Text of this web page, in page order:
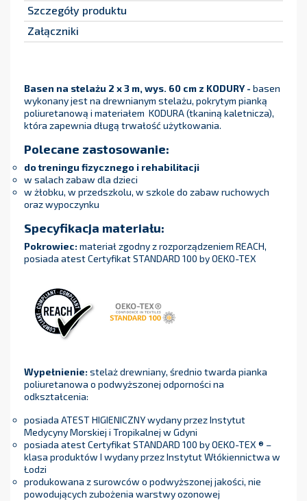
Szczegóły produktu
Załączniki
Basen na stelażu 2 x 3 m, wys. 60 cm z KODURY - basen
wykonany jest na drewnianym stelażu, pokrytym pianką
poliuretanową i materiałem KODURA (tkaniną kaletnicza),
która zapewnia długą trwałość użytkowania.
Polecane zastosowanie:
do treningu fizycznego i rehabilitacji
w salach zabaw dla dzieci
w żłobku, w przedszkolu, w szkole do zabaw ruchowych
oraz wypoczynku
Specyfikacja materiału:
Pokrowiec:materiał zgodny z rozporządzeniem REACH,
posiada atest Certyfikat STANDARD 100 by OEKO-TEX
Wypełnienie:stelaż drewniany, średnio twarda pianka
poliuretanowa o podwyższonej odporności na
odkształcenia:
posiada ATEST HIGIENICZNY wydany przez Instytut
Medycyny Morskiej i Tropikalnej w Gdyni
posiada atest Certyfikat STANDARD 100 by OEKO-TEX ® –
klasa produktów I wydany przez Instytut Włókiennictwa w
Łodzi
produkowana z surowców o podwyższonej jakości, nie
powodujących zubożenia warstwy ozonowej